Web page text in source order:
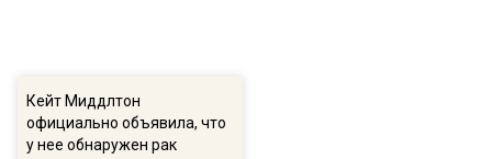
Кейт Миддлтон
официально объявила, что
у нее обнаружен рак